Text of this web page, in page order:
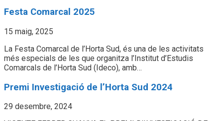
Festa Comarcal 2025
15 maig, 2025
La Festa Comarcal de l’Horta Sud, és una de les activitats
més especials de les que organitza l’Institut d’Estudis
Comarcals de l’Horta Sud (Ideco), amb…
Premi Investigació de l’Horta Sud 2024
29 desembre, 2024